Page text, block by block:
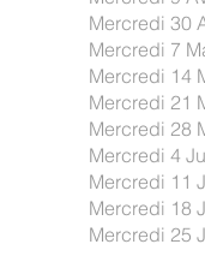
Mercredi 30
Mercredi 7
Mercredi 14
Mercredi 21
Mercredi 28
Mercredi 4
Mercredi 11
Mercredi 18
Mercredi 25